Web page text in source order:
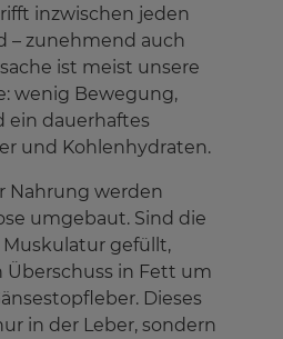
inzwischen jeden
– zunehmend auch
ist meist unsere
wenig Bewegung,
ein dauerhaftes
und Kohlenhydraten.
Nahrung werden
umgebaut. Sind die
gefüllt,
in Fett um
Dieses
in der Leber, sondern